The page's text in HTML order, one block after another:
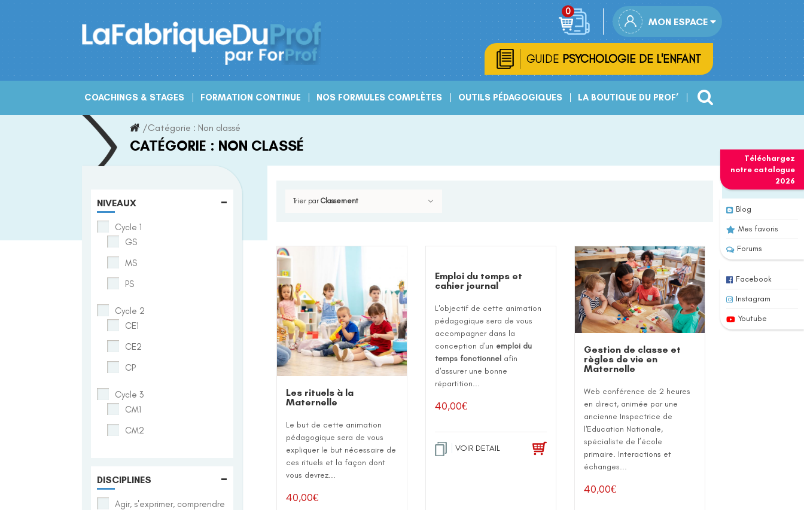
Téléchargez
notre catalogue
2026
Blog
Mes favoris
Forums
Facebook
Instagram
Youtube
Skip
to
MON ESPACE
GUIDE PSYCHOLOGIE DE L'ENFANT
COACHINGS & STAGES FORMATION CONTINUE NOS FORMULES COMPLÈTES OUTILS PÉDAGOGIQUES LA BOUTIQUE DU PROF’
/Catégorie : Non classé
CATÉGORIE : NON CLASSÉ
Trier parClassement
Les rituels à la
Maternelle
Le but de cette animation
pédagogique sera de vous
expliquer le but nécessaire de
ces rituels et la façon dont
vous devrez...
40,00€
Emploi du temps et
cahier journal
L'objectif de cette animation
pédagogique sera de vous
accompagner dans la
conception d'un emploi du
temps fonctionnel afin
d'assurer une bonne
répartition...
40,00€
VOIR DETAIL
Gestion de classe et
règles de vie en
Maternelle
Web conférence de 2 heures
en direct, animée par une
ancienne Inspectrice de
l'Education Nationale,
spécialiste de l’école
primaire. Interactions et
échanges...
40,00€
NIVEAUX -
Cycle 1
GS
MS
PS
Cycle 2
CE1
CE2
CP
Cycle 3
CM1
CM2
DISCIPLINES -
Agir, s'exprimer, comprendre